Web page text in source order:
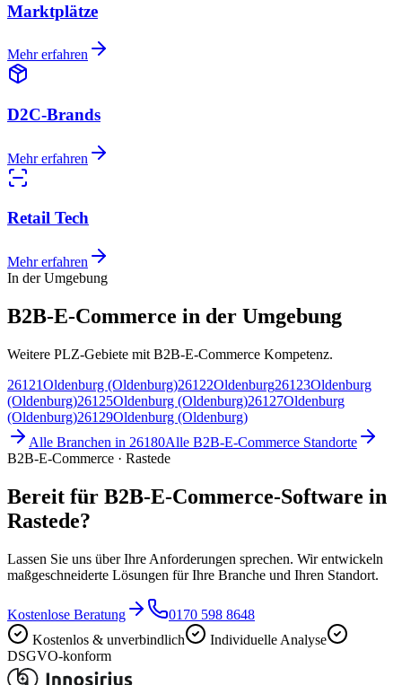
Marktplätze
Mehr erfahren
D2C-Brands
Mehr erfahren
Retail Tech
Mehr erfahren
In der Umgebung
B2B-E-Commerce in der Umgebung
Weitere PLZ-Gebiete mit B2B-E-Commerce Kompetenz.
26121Oldenburg (Oldenburg)26122Oldenburg26123Oldenburg
(Oldenburg)26125Oldenburg (Oldenburg)26127Oldenburg
(Oldenburg)26129Oldenburg (Oldenburg)
Alle Branchen in 26180Alle B2B-E-Commerce Standorte
B2B-E-Commerce · Rastede
Bereit für B2B-E-Commerce-Software in
Rastede?
Lassen Sie uns über Ihre Anforderungen sprechen. Wir entwickeln
maßgeschneiderte Lösungen für Ihre Branche und Ihren Standort.
Kostenlose Beratung
0170 598 8648
Kostenlos & unverbindlich
Individuelle Analyse
DSGVO-konform